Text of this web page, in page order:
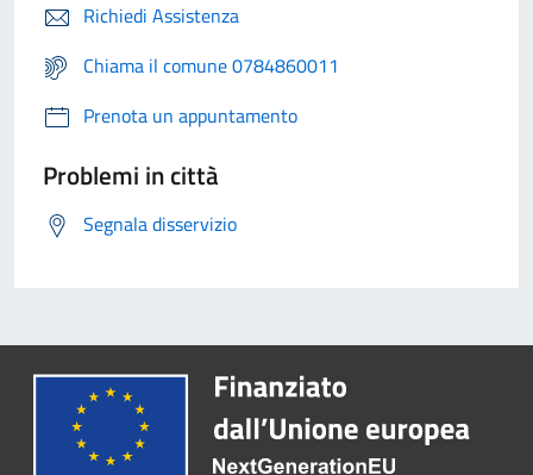
Richiedi Assistenza
Chiama il comune 0784860011
Prenota un appuntamento
Problemi in città
Segnala disservizio